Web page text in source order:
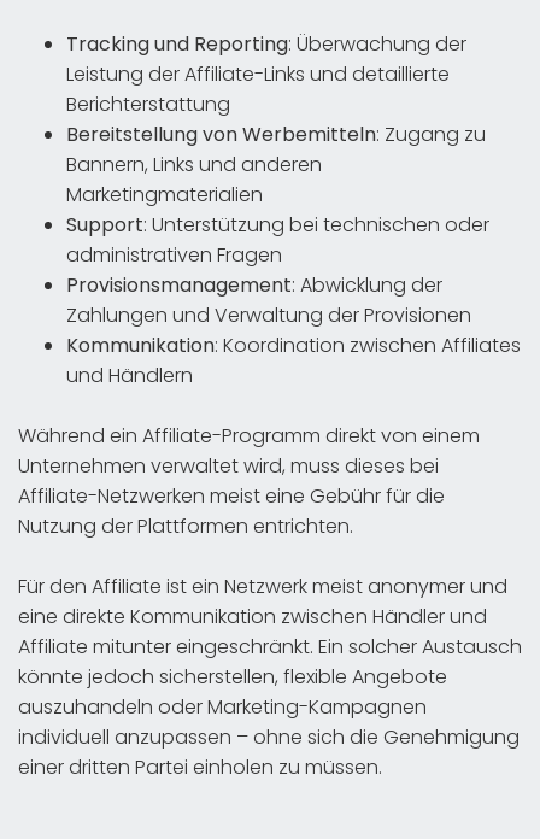
Tracking und Reporting: Überwachung der
Leistung der Affiliate-Links und detaillierte
Berichterstattung
Bereitstellung von Werbemitteln: Zugang zu
Bannern, Links und anderen
Marketingmaterialien
Support: Unterstützung bei technischen oder
administrativen Fragen
Provisionsmanagement: Abwicklung der
Zahlungen und Verwaltung der Provisionen
Kommunikation: Koordination zwischen Affiliates
und Händlern
Während ein Affiliate-Programm direkt von einem
Unternehmen verwaltet wird, muss dieses bei
Affiliate-Netzwerken meist eine Gebühr für die
Nutzung der Plattformen entrichten.
Für den Affiliate ist ein Netzwerk meist anonymer und
eine direkte Kommunikation zwischen Händler und
Affiliate mitunter eingeschränkt. Ein solcher Austausch
könnte jedoch sicherstellen, flexible Angebote
auszuhandeln oder Marketing-Kampagnen
individuell anzupassen – ohne sich die Genehmigung
einer dritten Partei einholen zu müssen.